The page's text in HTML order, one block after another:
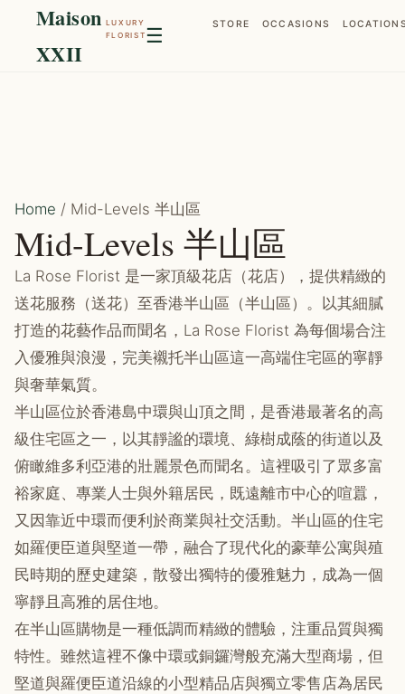
Maison
XXII
LUXURY
FLORIST ☰ STORE OCCASIONS
Home / Mid-Levels 半山區
Mid-Levels 半山區
La Rose Florist 是一家頂級花店（花店），提供精緻的
送花服務（送花）至香港半山區（半山區）。以其細膩
打造的花藝作品而聞名，La Rose Florist 為每個場合注
入優雅與浪漫，完美襯托半山區這一高端住宅區的寧靜
與奢華氣質。
半山區位於香港島中環與山頂之間，是香港最著名的高
級住宅區之一，以其靜謐的環境、綠樹成蔭的街道以及
俯瞰維多利亞港的壯麗景色而聞名。這裡吸引了眾多富
裕家庭、專業人士與外籍居民，既遠離市中心的喧囂，
又因靠近中環而便利於商業與社交活動。半山區的住宅
如羅便臣道與堅道一帶，融合了現代化的豪華公寓與殖
民時期的歷史建築，散發出獨特的優雅魅力，成為一個
寧靜且高雅的居住地。
在半山區購物是一種低調而精緻的體驗，注重品質與獨
特性。雖然這裡不像中環或銅鑼灣般充滿大型商場，但
堅道與羅便臣道沿線的小型精品店與獨立零售店為居民